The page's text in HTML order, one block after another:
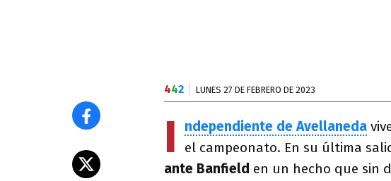
442 LUNES 27 DE FEBRERO DE 2023
I ndependiente de Avellaneda
el campeonato. En su última
ante Banfield en un hecho que sin